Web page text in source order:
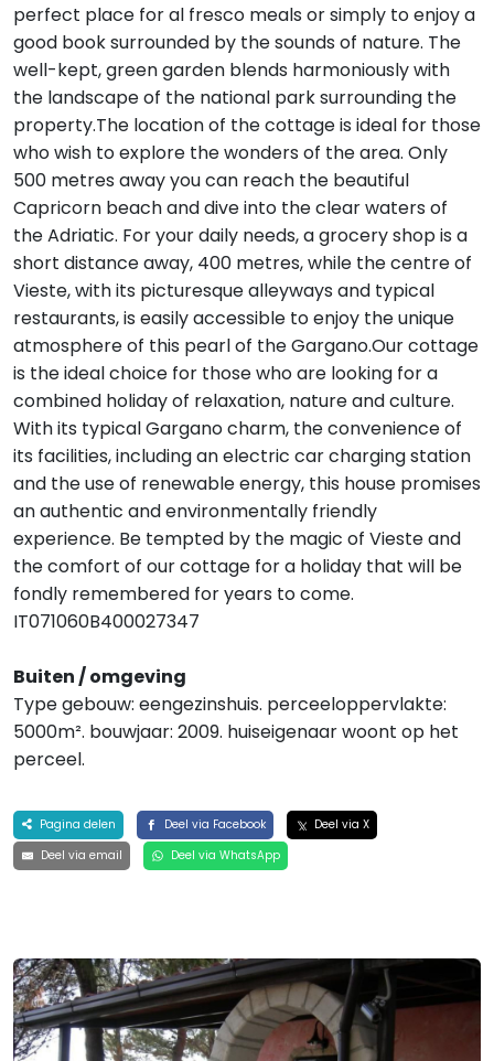
perfect place for al fresco meals or simply to enjoy a
good book surrounded by the sounds of nature. The
well-kept, green garden blends harmoniously with
the landscape of the national park surrounding the
property.The location of the cottage is ideal for those
who wish to explore the wonders of the area. Only
500 metres away you can reach the beautiful
Capricorn beach and dive into the clear waters of
the Adriatic. For your daily needs, a grocery shop is a
short distance away, 400 metres, while the centre of
Vieste, with its picturesque alleyways and typical
restaurants, is easily accessible to enjoy the unique
atmosphere of this pearl of the Gargano.Our cottage
is the ideal choice for those who are looking for a
combined holiday of relaxation, nature and culture.
With its typical Gargano charm, the convenience of
its facilities, including an electric car charging station
and the use of renewable energy, this house promises
an authentic and environmentally friendly
experience. Be tempted by the magic of Vieste and
the comfort of our cottage for a holiday that will be
fondly remembered for years to come.
IT071060B400027347
Buiten / omgeving
Type gebouw: eengezinshuis. perceeloppervlakte:
5000m². bouwjaar: 2009. huiseigenaar woont op het
perceel.
Pagina delen Deel via Facebook
Deel via X
Deel via email
Deel via WhatsApp